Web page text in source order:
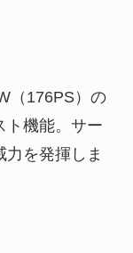
（176PS）の
ト機能。サー
を発揮しま